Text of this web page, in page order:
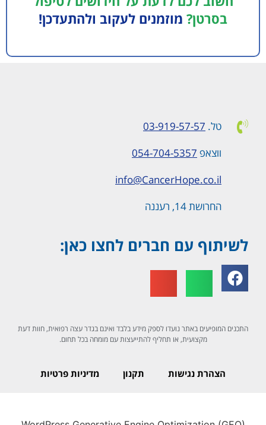
כל המידע להתאמת טיפול
לגידול גרורתי.
קרא עוד
טיפול ביולוגי
טיפול יעיל ומדוייק עם פחות
בסרטן?מוזמנים לעקוב ולהתעדכן!